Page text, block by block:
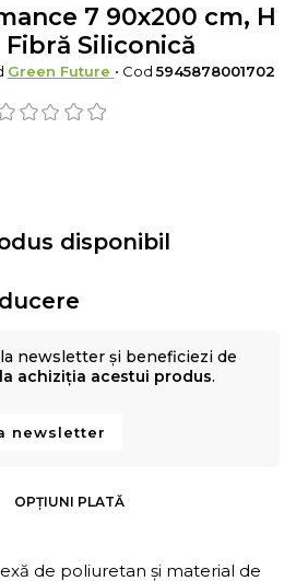
7 90x200 cm, H
Fibră Siliconică
Green Future • Cod5945878001702
disponibil
newsletter și beneficiezi de
achiziția acestui produs.
newsletter
OPȚIUNI PLATĂ
de poliuretan și material de